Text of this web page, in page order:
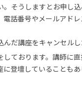
。そうしますとお申し
電話番号やメールアド
だ講座をキャンセル
しております。講師に
に登壇していることも